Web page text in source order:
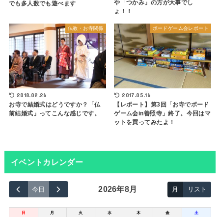
でも多人数でも遊べます
や「つかみ」の方が大事でし
ょ！！
仏教・お寺関係
2018.02.26
お寺で結婚式はどうですか？「仏
前結婚式」ってこんな感じです。
ボードゲーム会レポート
2017.05.16
【レポート】第3回「お寺でボード
ゲーム会in善照寺」終了。今回はマ
ットを買ってみたよ！
イベントカレンダー
今日 2026年8月 月 リスト
日 月 火 水 木 金 土